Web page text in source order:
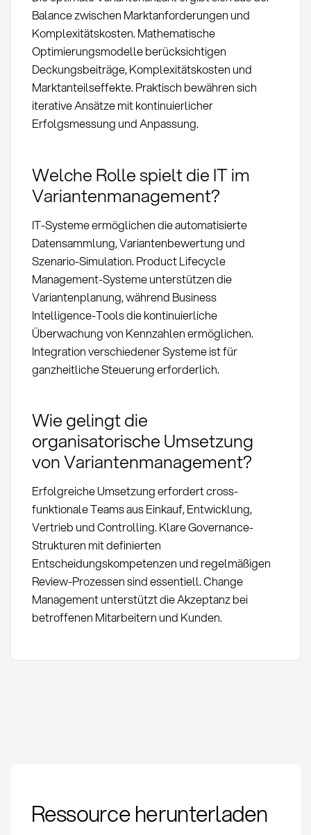
Balance zwischen Marktanforderungen und
Komplexitätskosten. Mathematische
Optimierungsmodelle berücksichtigen
Deckungsbeiträge, Komplexitätskosten und
Marktanteilseffekte. Praktisch bewähren sich
iterative Ansätze mit kontinuierlicher
Erfolgsmessung und Anpassung.
Welche Rolle spielt die IT im
Variantenmanagement?
IT-Systeme ermöglichen die automatisierte
Datensammlung, Variantenbewertung und
Szenario-Simulation. Product Lifecycle
Management-Systeme unterstützen die
Variantenplanung, während Business
Intelligence-Tools die kontinuierliche
Überwachung von Kennzahlen ermöglichen.
Integration verschiedener Systeme ist für
ganzheitliche Steuerung erforderlich.
Wie gelingt die
organisatorische Umsetzung
von Variantenmanagement?
Erfolgreiche Umsetzung erfordert cross-
funktionale Teams aus Einkauf, Entwicklung,
Vertrieb und Controlling. Klare Governance-
Strukturen mit definierten
Entscheidungskompetenzen und regelmäßigen
Review-Prozessen sind essentiell. Change
Management unterstützt die Akzeptanz bei
betroffenen Mitarbeitern und Kunden.
Definition, Methoden
und Kennzahlen im
Ressource herunterladen